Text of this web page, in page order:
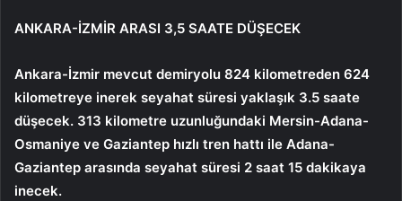
ANKARA-İZMİR ARASI 3,5 SAATE DÜŞECEK
Ankara-İzmir mevcut demiryolu 824 kilometreden 624
kilometreye inerek seyahat süresi yaklaşık 3.5 saate
düşecek. 313 kilometre uzunluğundaki Mersin-Adana-
Osmaniye ve Gaziantep hızlı tren hattı ile Adana-
Gaziantep arasında seyahat süresi 2 saat 15 dakikaya
inecek.